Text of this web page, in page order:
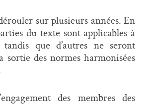
sur plusieurs années. En
du texte sont applicables à
tandis que d’autres ne seront
sortie des normes harmonisées
des membres des